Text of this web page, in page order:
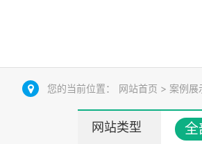
您的当前位置： 网站首页 > 案例展
网站类型 全